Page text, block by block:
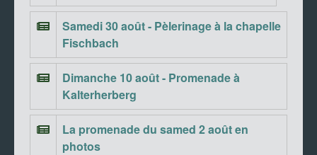
Samedi 30 août - Pèlerinage à la chapelle
Fischbach
Dimanche 10 août - Promenade à
Kalterherberg
La promenade du samed 2 août en
photos